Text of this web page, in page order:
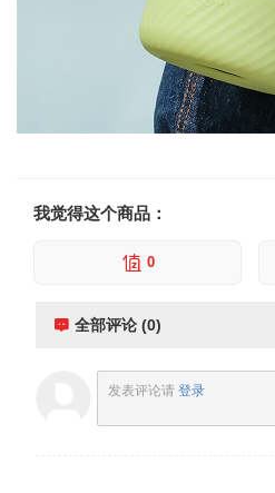
我觉得这个商品：
0
全部评论 (0)
发表评论请 登录